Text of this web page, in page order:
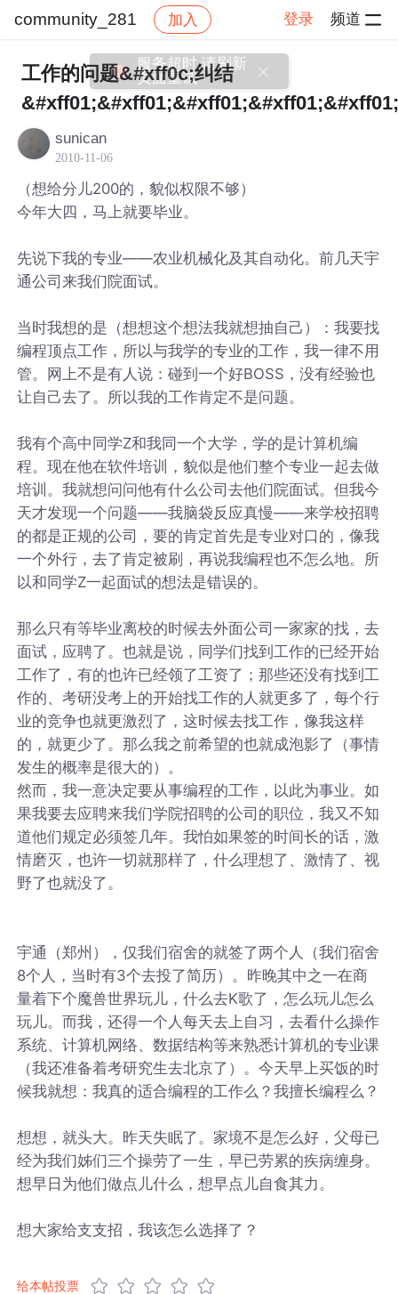
community_281 加入 登录 频道
社区 community_281 帖子详情
工作的问题&#xff0c;纠结
sunican
2010-11-06
（想给分儿200的，貌似权限不够）
今年大四，马上就要毕业。
先说下我的专业——农业机械化及其自动化。前几天宇
通公司来我们院面试。
当时我想的是（想想这个想法我就想抽自己）：我要找
编程顶点工作，所以与我学的专业的工作，我一律不用
管。网上不是有人说：碰到一个好BOSS，没有经验也
让自己去了。所以我的工作肯定不是问题。
我有个高中同学Z和我同一个大学，学的是计算机编
程。现在他在软件培训，貌似是他们整个专业一起去做
培训。我就想问问他有什么公司去他们院面试。但我今
天才发现一个问题——我脑袋反应真慢——来学校招聘
的都是正规的公司，要的肯定首先是专业对口的，像我
一个外行，去了肯定被刷，再说我编程也不怎么地。所
以和同学Z一起面试的想法是错误的。
那么只有等毕业离校的时候去外面公司一家家的找，去
面试，应聘了。也就是说，同学们找到工作的已经开始
工作了，有的也许已经领了工资了；那些还没有找到工
作的、考研没考上的开始找工作的人就更多了，每个行
业的竞争也就更激烈了，这时候去找工作，像我这样
的，就更少了。那么我之前希望的也就成泡影了（事情
发生的概率是很大的）。
然而，我一意决定要从事编程的工作，以此为事业。如
果我要去应聘来我们学院招聘的公司的职位，我又不知
道他们规定必须签几年。我怕如果签的时间长的话，激
情磨灭，也许一切就那样了，什么理想了、激情了、视
野了也就没了。
宇通（郑州），仅我们宿舍的就签了两个人（我们宿舍
8个人，当时有3个去投了简历）。昨晚其中之一在商
量着下个魔兽世界玩儿，什么去K歌了，怎么玩儿怎么
玩儿。而我，还得一个人每天去上自习，去看什么操作
系统、计算机网络、数据结构等来熟悉计算机的专业课
（我还准备着考研究生去北京了）。今天早上买饭的时
候我就想：我真的适合编程的工作么？我擅长编程么？
想想，就头大。昨天失眠了。家境不是怎么好，父母已
经为我们姊们三个操劳了一生，早已劳累的疾病缠身。
想早日为他们做点儿什么，想早点儿自食其力。
想大家给支支招，我该怎么选择了？
给本帖投票